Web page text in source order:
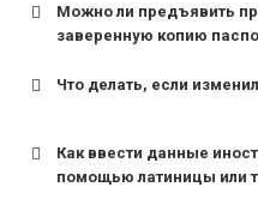
Можно ли предъявить
заверенную копию
Что делать, если
Как ввести данные
помощью латиницы или